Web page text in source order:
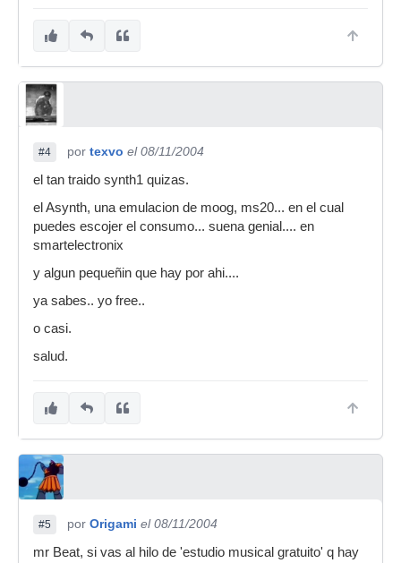
#4 por texvo el 08/11/2004
el tan traido synth1 quizas.
el Asynth, una emulacion de moog, ms20... en el cual
puedes escojer el consumo... suena genial.... en
smartelectronix
y algun pequeñin que hay por ahi....
ya sabes.. yo free..
o casi.
salud.
#5 por Origami el 08/11/2004
mr Beat, si vas al hilo de 'estudio musical gratuito' q hay